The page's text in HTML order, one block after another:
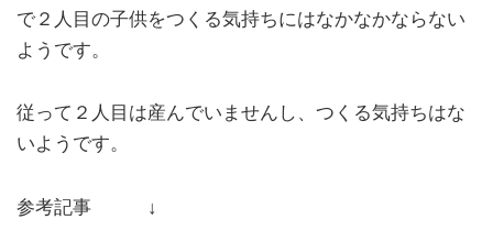
で２人目の子供をつくる気持ちにはなかなかならない
ようです。
従って２人目は産んでいませんし、つくる気持ちはな
いようです。
参考記事 ↓